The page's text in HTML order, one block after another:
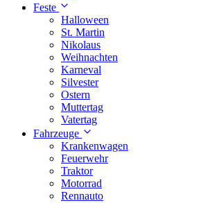
Feste
Halloween
St. Martin
Nikolaus
Weihnachten
Karneval
Silvester
Ostern
Muttertag
Vatertag
Fahrzeuge
Krankenwagen
Feuerwehr
Traktor
Motorrad
Rennauto